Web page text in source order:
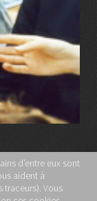
d’entre eux sont
aident à
traceurs). Vous